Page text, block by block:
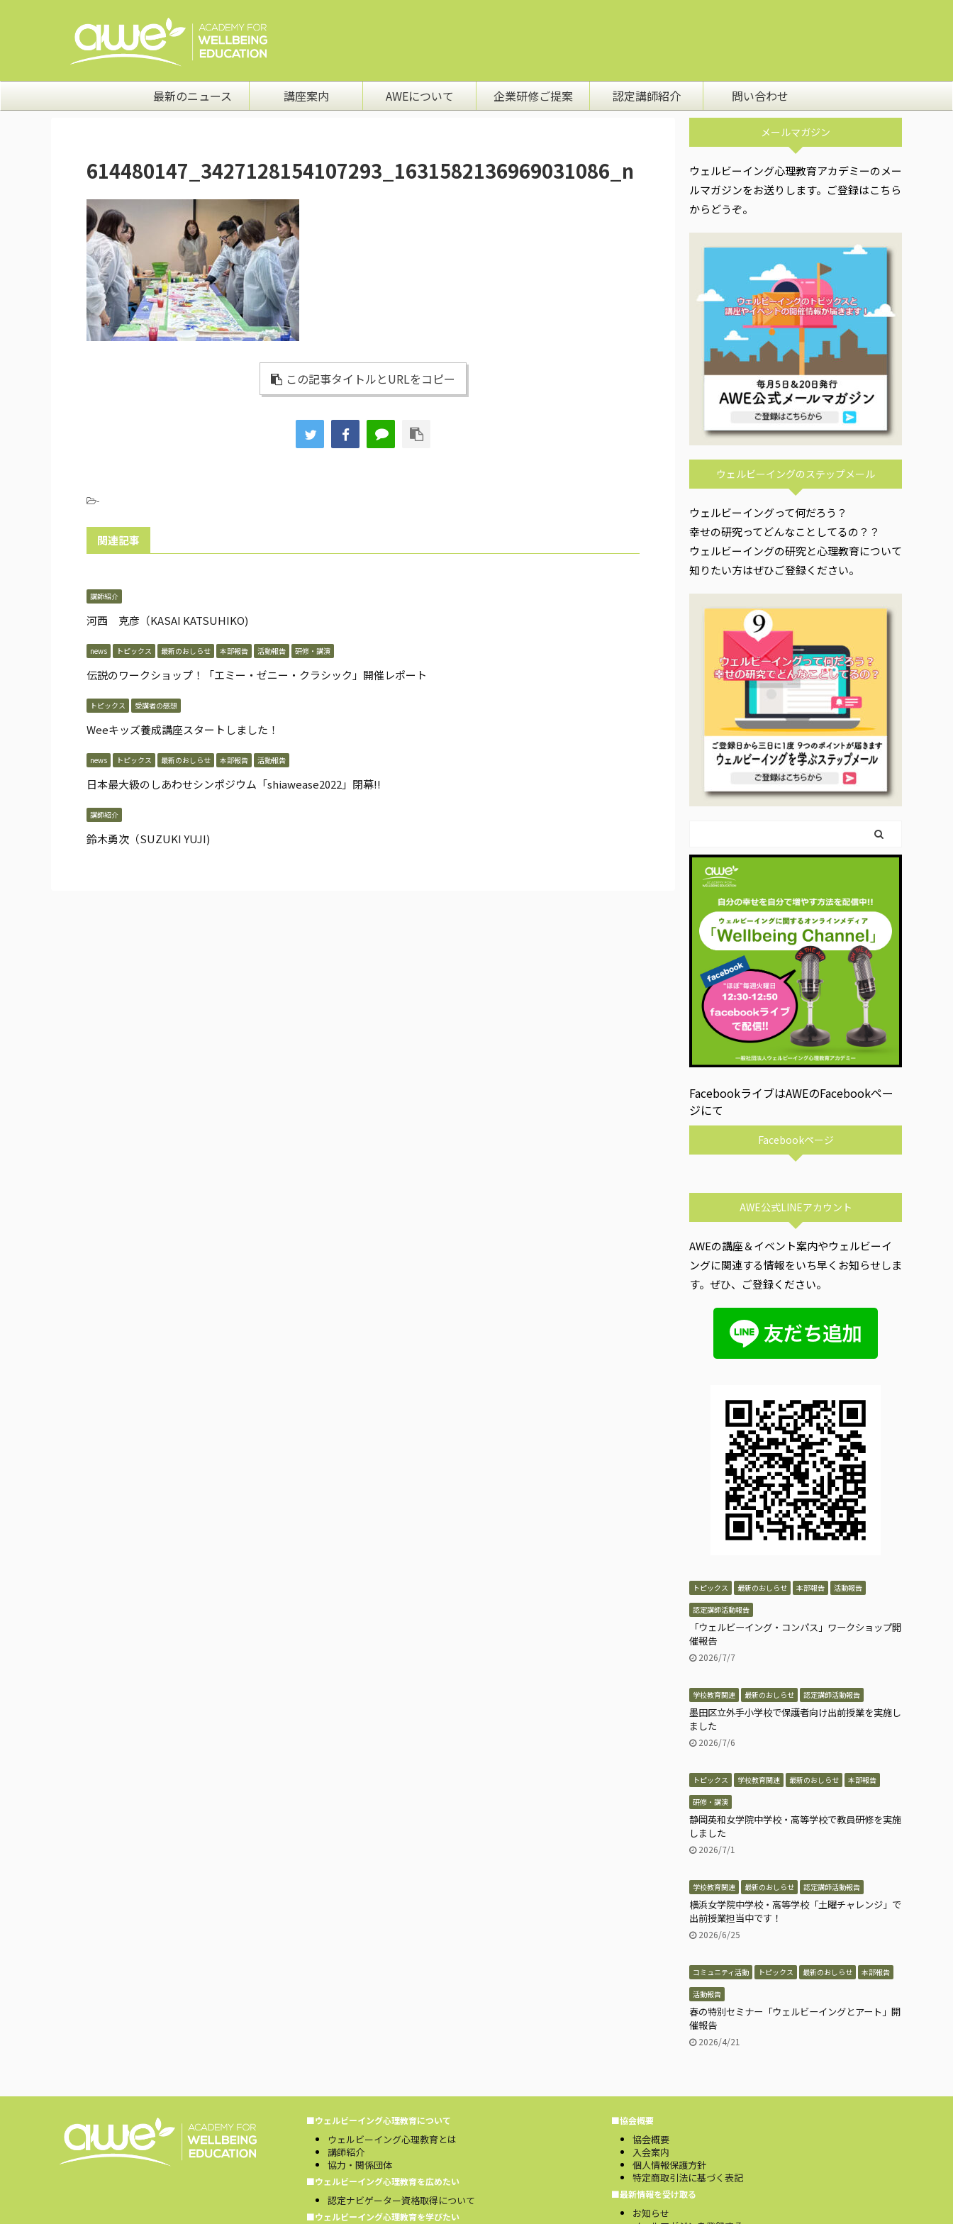
最新のニュース 講座案内 AWEについて 企業研修ご提案 認定講師紹介 問い合わせ
614480147_3427128154107293_1631582136969031086_n
この記事タイトルとURLをコピー
-
関連記事
講師紹介
河西 克彦（KASAI KATSUHIKO)
news トピックス 最新のおしらせ 本部報告 活動報告 研修・講演
伝説のワークショップ！「エミー・ゼニー・クラシック」開催レポート
トピックス 受講者の感想
Weeキッズ養成講座スタートしました！
news トピックス 最新のおしらせ 本部報告 活動報告
日本最大級のしあわせシンポジウム「shiawease2022」閉幕!!
講師紹介
鈴木勇次（SUZUKI YUJI)
メールマガジン
ウェルビーイング心理教育アカデミーのメー
ルマガジンをお送りします。ご登録はこちら
からどうぞ。
ウェルビーイングのステップメール
ウェルビーイングって何だろう？
幸せの研究ってどんなことしてるの？？
ウェルビーイングの研究と心理教育について
知りたい方はぜひご登録ください。
FacebookライブはAWEのFacebookペー
ジにて
Facebookページ
AWE公式LINEアカウント
AWEの講座＆イベント案内やウェルビーイ
ングに関連する情報をいち早くお知らせしま
す。ぜひ、ご登録ください。
トピックス 最新のおしらせ 本部報告 活動報告
認定講師活動報告
「ウェルビーイング・コンパス」ワークショップ開
催報告
2026/7/7
学校教育関連 最新のおしらせ 認定講師活動報告
墨田区立外手小学校で保護者向け出前授業を実施し
ました
2026/7/6
トピックス 学校教育関連 最新のおしらせ 本部報告
研修・講演
静岡英和女学院中学校・高等学校で教員研修を実施
しました
2026/7/1
学校教育関連 最新のおしらせ 認定講師活動報告
横浜女学院中学校・高等学校「土曜チャレンジ」で
出前授業担当中です！
2026/6/25
コミュニティ活動 トピックス 最新のおしらせ 本部報告
活動報告
春の特別セミナー「ウェルビーイングとアート」開
催報告
2026/4/21
■ウェルビーイング心理教育について
ウェルビーイング心理教育とは
講師紹介
協力・関係団体
■ウェルビーイング心理教育を広めたい
認定ナビゲーター資格取得について
■ウェルビーイング心理教育を学びたい
■協会概要
協会概要
入会案内
個人情報保護方針
特定商取引法に基づく表記
■最新情報を受け取る
お知らせ